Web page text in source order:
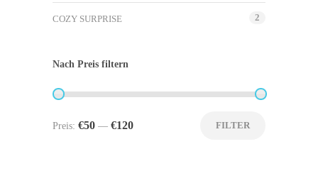
COZY SURPRISE 2
Nach Preis filtern
FILTER
Preis: €50 — €120